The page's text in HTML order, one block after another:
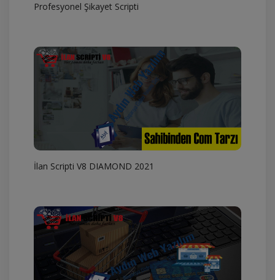
Profesyonel Şikayet Scripti
İlan Scripti V8 DIAMOND 2021